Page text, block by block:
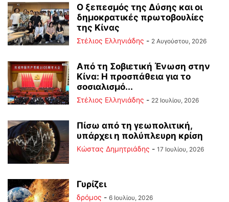
Ο ξεπεσμός της Δύσης και οι
δημοκρατικές πρωτοβουλίες
της Κίνας
Στέλιος Ελληνιάδης - 2 Αυγούστου, 2026
Από τη Σοβιετική Ένωση στην
Κίνα: Η προσπάθεια για το
σοσιαλισμό...
Στέλιος Ελληνιάδης - 22 Ιουλίου, 2026
Πίσω από τη γεωπολιτική,
υπάρχει η πολύπλευρη κρίση
Kώστας Δημητριάδης - 17 Ιουλίου, 2026
Γυρίζει
δρόμος - 6 Ιουλίου, 2026